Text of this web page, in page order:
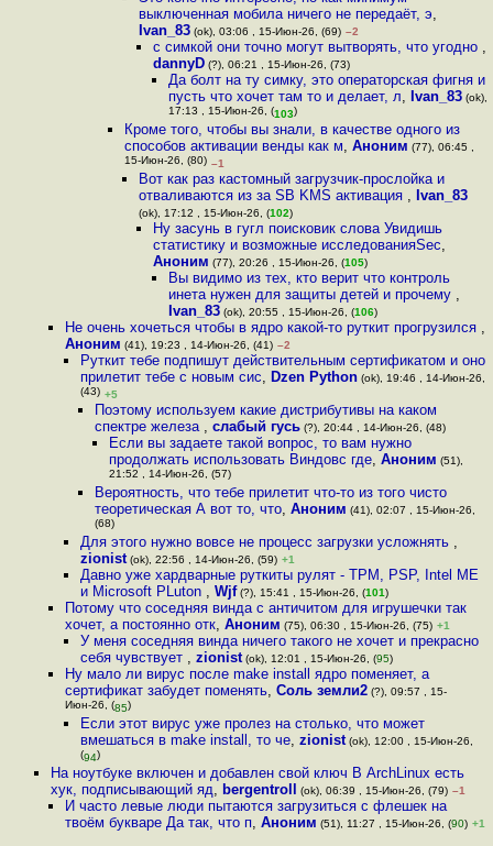
выключенная мобила ничего не передаёт, э,
Ivan_83(ok), 03:06 , 15-Июн-26, (69) –2
с симкой они точно могут вытворять, что угодно ,
dannyD (?), 06:21 , 15-Июн-26, (73)
Да болт на ту симку, это операторская фигня и
пусть что хочет там то и делает, л, Ivan_83(ok),
17:13 , 15-Июн-26, (103)
Кроме того, чтобы вы знали, в качестве одного из
способов активации венды как м, Аноним (77), 06:45 ,
15-Июн-26, (80) –1
Вот как раз кастомный загрузчик-прослойка и
отваливаются из за SB KMS активация , Ivan_83
(ok), 17:12 , 15-Июн-26, (102)
Ну засунь в гугл поисковик слова Увидишь
статистику и возможные исследованияSec,
Аноним (77), 20:26 , 15-Июн-26, (105)
Вы видимо из тех, кто верит что контроль
инета нужен для защиты детей и прочему ,
Ivan_83(ok), 20:55 , 15-Июн-26, (106)
Не очень хочеться чтобы в ядро какой-то руткит прогрузился ,
Аноним (41), 19:23 , 14-Июн-26, (41) –2
Руткит тебе подпишут действительным сертификатом и оно
прилетит тебе с новым сис, Dzen Python(ok), 19:46 , 14-Июн-26,
(43) +5
Поэтому используем какие дистрибутивы на каком
спектре железа , слабый гусь(?), 20:44 , 14-Июн-26, (48)
Если вы задаете такой вопрос, то вам нужно
продолжать использовать Виндовс где,Аноним (51),
21:52 , 14-Июн-26, (57)
Вероятность, что тебе прилетит что-то из того чисто
теоретическая А вот то, что, Аноним (41), 02:07 , 15-Июн-26,
(68)
Для этого нужно вовсе не процесс загрузки усложнять ,
zionist(ok), 22:56 , 14-Июн-26, (59) +1
Давно уже хардварные руткиты рулят - TPM, PSP, Intel ME
и Microsoft PLuton , Wjf(?), 15:41 , 15-Июн-26, (101)
Потому что соседняя винда с античитом для игрушечки так
хочет, а постоянно отк,Аноним (75), 06:30 , 15-Июн-26, (75) +1
У меня соседняя винда ничего такого не хочет и прекрасно
себя чувствует , zionist(ok), 12:01 , 15-Июн-26, (95)
Ну мало ли вирус после make install ядро поменяет, а
сертификат забудет поменять,Соль земли2 (?), 09:57 , 15-
Июн-26, (85)
Если этот вирус уже пролез на столько, что может
вмешаться в make install, то че, zionist(ok), 12:00 , 15-Июн-26,
(94)
На ноутбуке включен и добавлен свой ключ В ArchLinux есть
хук, подписывающий яд, bergentroll (ok), 06:39 , 15-Июн-26, (79) –1
И часто левые люди пытаются загрузиться с флешек на
твоём букваре Да так, что п,Аноним (51), 11:27 , 15-Июн-26, (90) +1